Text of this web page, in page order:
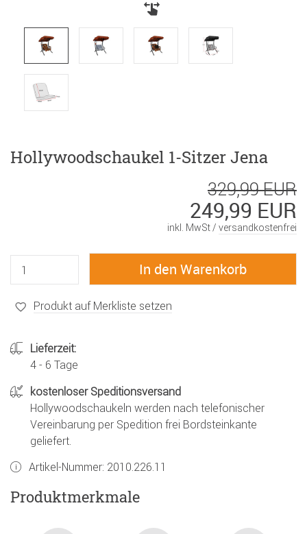
Hollywoodschaukel 1-Sitzer Jena
329,99 EUR
249,99 EUR
inkl. MwSt / versandkostenfrei
Produkt auf Merkliste setzen
Lieferzeit:
4 - 6 Tage
kostenloser Speditionsversand
Hollywoodschaukeln werden nach telefonischer
Vereinbarung per Spedition frei Bordsteinkante
geliefert.
Artikel-Nummer: 2010.226.11
Produktmerkmale